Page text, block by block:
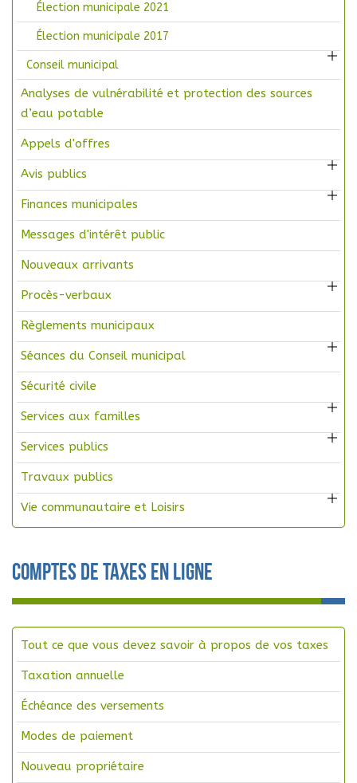
Élection municipale 2021
Élection municipale 2017
Conseil municipal
Analyses de vulnérabilité et protection des sources
d’eau potable
Appels d'offres
Avis publics
Finances municipales
Messages d'intérêt public
Nouveaux arrivants
Procès-verbaux
Règlements municipaux
Séances du Conseil municipal
Sécurité civile
Services aux familles
Services publics
Travaux publics
Vie communautaire et Loisirs
Comptes de taxes en ligne
Tout ce que vous devez savoir à propos de vos taxes
Taxation annuelle
Échéance des versements
Modes de paiement
Nouveau propriétaire